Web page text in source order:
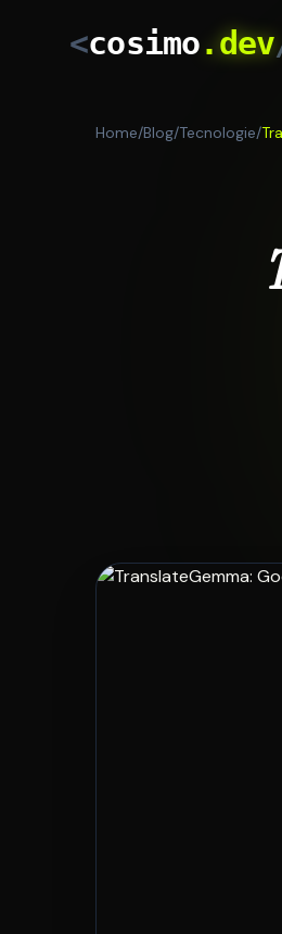
<cosimo.dev
Home/Blog/Tecnologie/